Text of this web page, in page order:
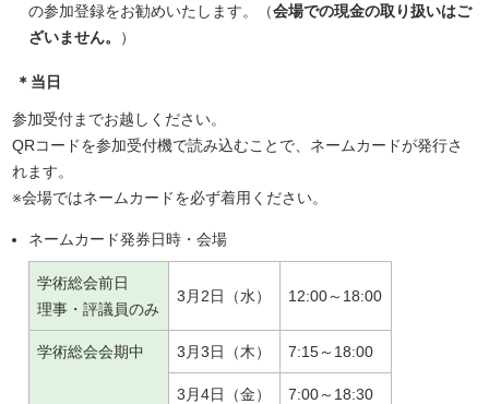
の参加登録をお勧めいたします。（会場での現金の取り扱いはご
ざいません。
）
＊当日
参加受付までお越しください。
QRコードを参加受付機で読み込むことで、ネームカードが発行さ
れます。
※会場ではネームカードを必ず着用ください。
ネームカード発券日時・会場
学術総会前日
理事・評議員のみ
3月2日（水） 12:00～18:00
学術総会会期中 3月3日（木） 7:15～18:00
3月4日（金） 7:00～18:30